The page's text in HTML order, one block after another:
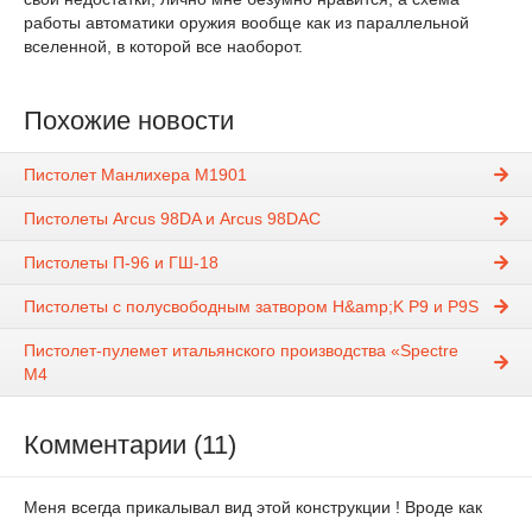
работы автоматики оружия вообще как из параллельной
вселенной, в которой все наоборот.
Похожие новости
Пистолет Манлихера М1901
Пистолеты Arcus 98DA и Arcus 98DAC
Пистолеты П-96 и ГШ-18
Пистолеты с полусвободным затвором H&amp;K P9 и P9S
Пистолет-пулемет итальянского производства «Spectre
M4
Комментарии (11)
Меня всегда прикалывал вид этой конструкции ! Вроде как